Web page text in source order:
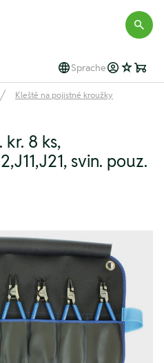
Sprache
Kleště na pojistné kroužky
8 ks,
svin. pouz.